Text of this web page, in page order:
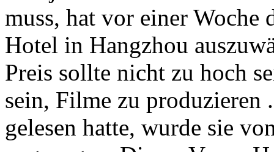
muss, hat vor einer Woche
Hotel in Hangzhou
Preis sollte nicht zu hoch
sein, Filme zu produzieren
gelesen hatte, wurde sie